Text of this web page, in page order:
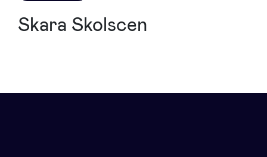
Skara Skolscen